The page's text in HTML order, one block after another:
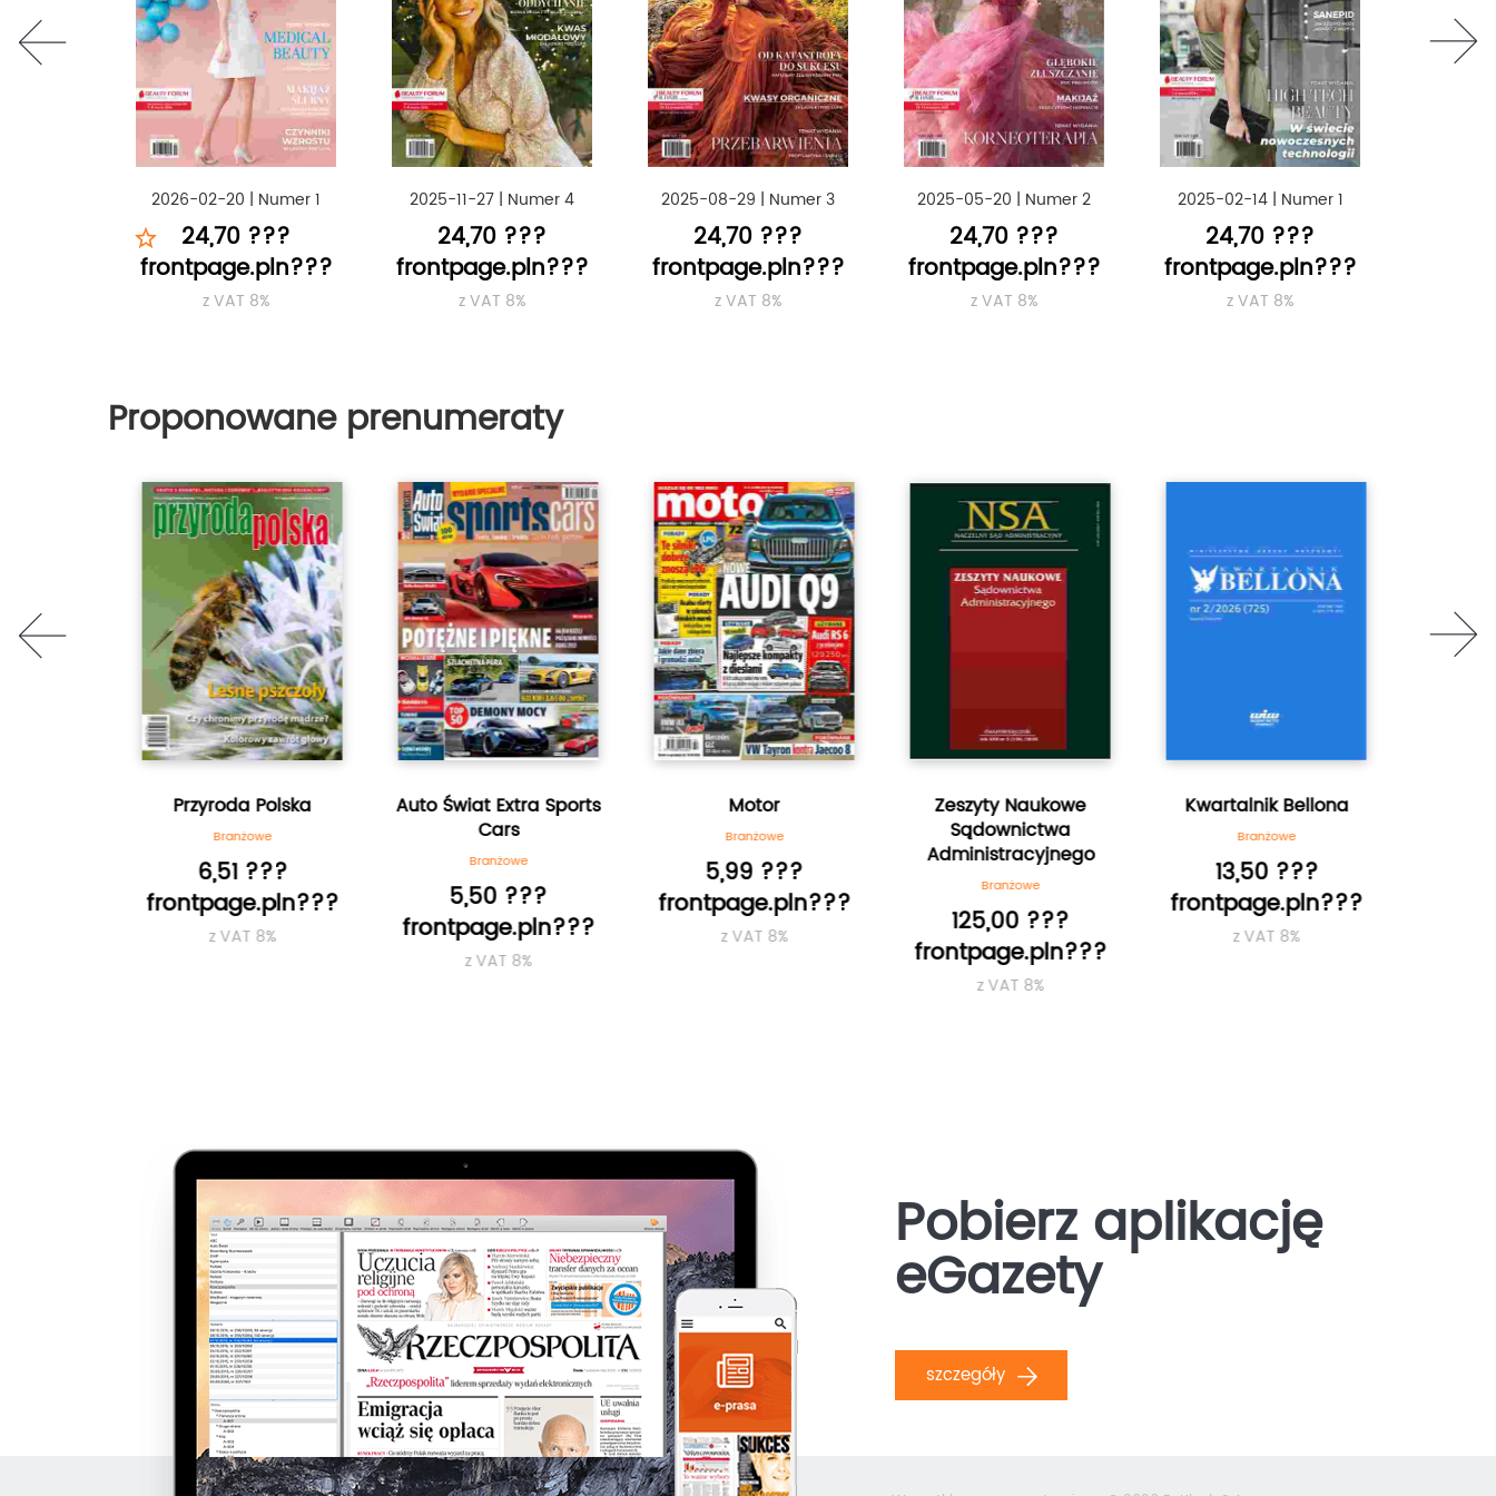
2026-02-20 | Numer 1
24,70 ???
frontpage.pln???
z VAT 8%
2025-11-27 | Numer 4
24,70 ???
frontpage.pln???
z VAT 8%
2025-08-29 | Numer 3
24,70 ???
frontpage.pln???
z VAT 8%
2025-05-20 | Numer 2
24,70 ???
frontpage.pln???
z VAT 8%
2025-02-14| Numer 1
24,70 ???
frontpage.pln???
z VAT 8%
prev
next
Proponowane prenumeraty
Przyroda Polska
Branżowe
6,51 ???
frontpage.pln???
z VAT 8%
Auto Świat Extra Sports
Cars
Branżowe
5,50 ???
frontpage.pln???
z VAT 8%
Motor
Branżowe
5,99 ???
frontpage.pln???
z VAT 8%
Zeszyty Naukowe
Sądownictwa
Administracyjnego
Branżowe
125,00 ???
frontpage.pln???
z VAT 8%
Kwartalnik Bellona
Branżowe
13,50 ???
frontpage.pln???
z VAT 8%
prev
next
Pobierz aplikację
eGazety
szczegóły